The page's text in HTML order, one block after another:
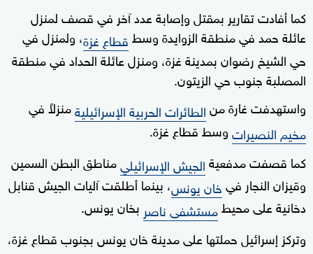
كما أفادت تقارير بمقتل وإصابة عدد آخر في قصف لمنزل
عائلة حمد في منطقة الزوايدة وسطقطاع غزة، ولمنزل في
حي الشيخ رضوان بمدينة غزة، ومنزل عائلة الحداد في منطقة
المصلبة جنوب حي الزيتون.
واستهدفت غارة منالطائرات الحربية الإسرائيليةمنزلاً في
مخيم النصيراتوسط قطاع غزة.
كما قصفت مدفعيةالجيش الإسرائيليمناطق البطن السمين
وقيزان النجار فيخان يونس، بينما أطلقت آليات الجيش قنابل
دخانية على محيطمستشفى ناصر بخان يونس.
وتركز إسرائيل حملتها على مدينة خان يونس بجنوب قطاع غزة،